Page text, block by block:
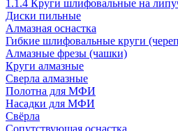
1.1.4 Круги шлифовальные на
Диски пильные
Алмазная оснастка
Гибкие шлифовальные круги
Алмазные фрезы (чашки)
Круги алмазные
Сверла алмазные
Полотна для МФИ
Насадки для МФИ
Свёрла
Сопутствующая оснастка